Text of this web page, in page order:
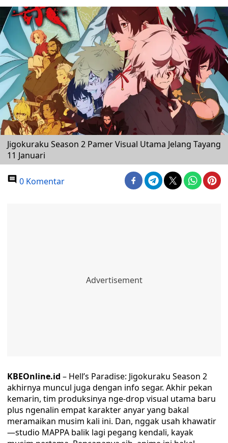
Jigokuraku Season 2 Pamer Visual Utama Jelang Tayang
11 Januari
0 Komentar
KBEOnline.id – Hell’s Paradise: Jigokuraku Season 2
akhirnya muncul juga dengan info segar. Akhir pekan
kemarin, tim produksinya nge-drop visual utama baru
plus ngenalin empat karakter anyar yang bakal
meramaikan musim kali ini. Dan, nggak usah khawatir
—studio MAPPA balik lagi pegang kendali, kayak